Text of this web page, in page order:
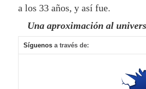
a los 33 años, y así fue.
Una aproximación al
Síguenos a través de: